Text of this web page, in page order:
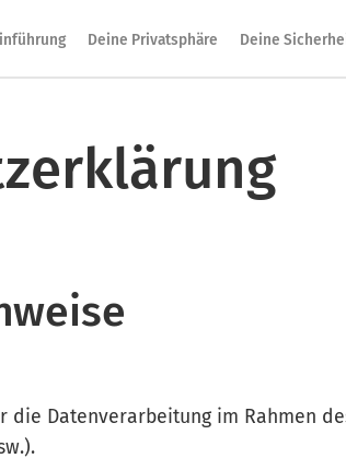
Deine Privatsphäre Deine
Datenverarbeitung im Rahmen